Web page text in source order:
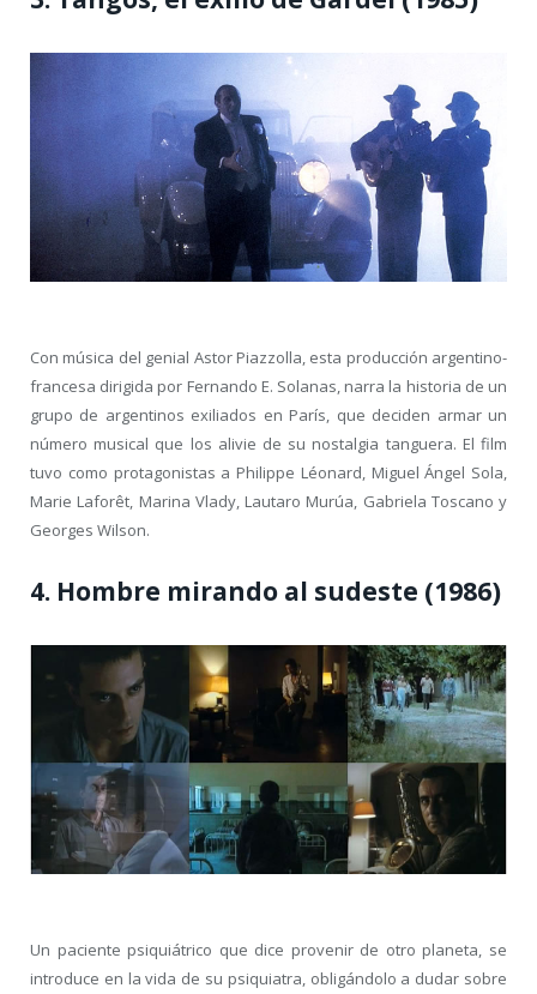
Con música del genial Astor Piazzolla, esta producción argentino-
francesa dirigida por Fernando E. Solanas, narra la historia de un
grupo de argentinos exiliados en París, que deciden armar un
número musical que los alivie de su nostalgia tanguera. El film
tuvo como protagonistas a Philippe Léonard, Miguel Ángel Sola,
Marie Laforêt, Marina Vlady, Lautaro Murúa, Gabriela Toscano y
Georges Wilson.
4. Hombre mirando al sudeste (1986)
Un paciente psiquiátrico que dice provenir de otro planeta, se
introduce en la vida de su psiquiatra, obligándolo a dudar sobre